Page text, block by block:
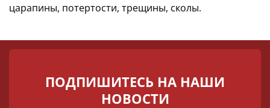
царапины, потертости, трещины, сколы.
ПОДПИШИТЕСЬ НА НАШИ
НОВОСТИ